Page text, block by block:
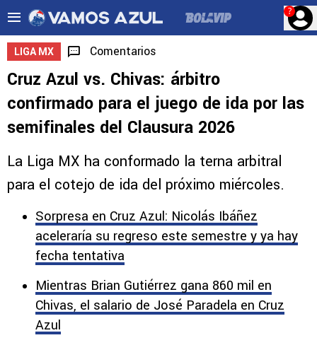
?
LIGA MX Comentarios
Cruz Azul vs. Chivas: árbitro
confirmado para el juego de ida por las
semifinales del Clausura 2026
La Liga MX ha conformado la terna arbitral
para el cotejo de ida del próximo miércoles.
Sorpresa en Cruz Azul: Nicolás Ibáñez
aceleraría su regreso este semestre y ya hay
fecha tentativa
Mientras Brian Gutiérrez gana 860 mil en
Chivas, el salario de José Paradela en Cruz
Azul